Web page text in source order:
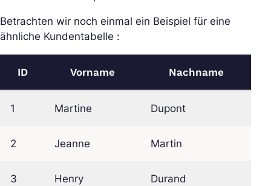
Betrachten wir noch einmal ein Beispiel für eine
ähnliche Kundentabelle :
ID Vorname Nachname
1 Martine Dupont
2 Jeanne Martin
3 Henry Durand